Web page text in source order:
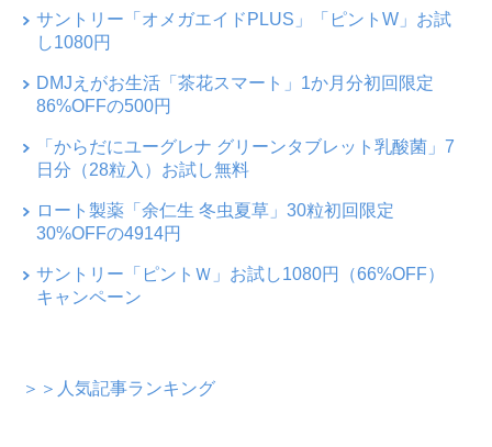
サントリー「オメガエイドPLUS」「ピントW」お試
し1080円
DMJえがお生活「茶花スマート」1か月分初回限定
86%OFFの500円
「からだにユーグレナ グリーンタブレット乳酸菌」7
日分（28粒入）お試し無料
ロート製薬「余仁生 冬虫夏草」30粒初回限定
30%OFFの4914円
サントリー「ピントＷ」お試し1080円（66%OFF）
キャンペーン
＞＞人気記事ランキング